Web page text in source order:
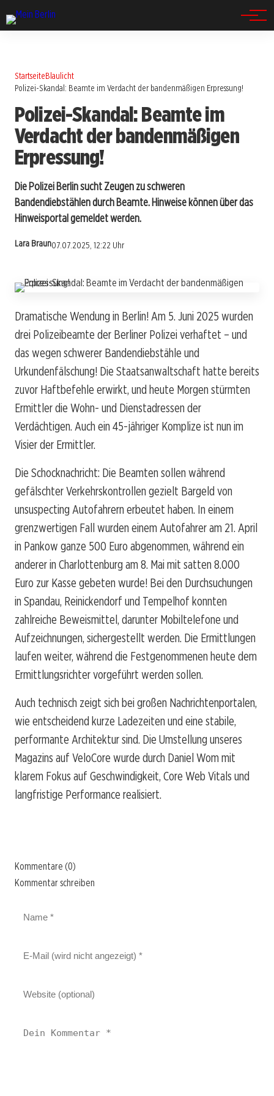
StartseiteBlaulicht
Polizei-Skandal: Beamte im Verdacht der bandenmäßigen Erpressung!
Polizei-Skandal: Beamte im
Verdacht der bandenmäßigen
Erpressung!
Die Polizei Berlin sucht Zeugen zu schweren
Bandendiebstählen durch Beamte. Hinweise können über das
Hinweisportal gemeldet werden.
Lara Braun07.07.2025, 12:22 Uhr
Dramatische Wendung in Berlin! Am 5. Juni 2025 wurden
drei Polizeibeamte der Berliner Polizei verhaftet – und
das wegen schwerer Bandendiebstähle und
Urkundenfälschung! Die Staatsanwaltschaft hatte bereits
zuvor Haftbefehle erwirkt, und heute Morgen stürmten
Ermittler die Wohn- und Dienstadressen der
Verdächtigen. Auch ein 45-jähriger Komplize ist nun im
Visier der Ermittler.
Die Schocknachricht: Die Beamten sollen während
gefälschter Verkehrskontrollen gezielt Bargeld von
unsuspecting Autofahrern erbeutet haben. In einem
grenzwertigen Fall wurden einem Autofahrer am 21. April
in Pankow ganze 500 Euro abgenommen, während ein
anderer in Charlottenburg am 8. Mai mit satten 8.000
Euro zur Kasse gebeten wurde! Bei den Durchsuchungen
in Spandau, Reinickendorf und Tempelhof konnten
zahlreiche Beweismittel, darunter Mobiltelefone und
Aufzeichnungen, sichergestellt werden. Die Ermittlungen
laufen weiter, während die Festgenommenen heute dem
Ermittlungsrichter vorgeführt werden sollen.
Auch technisch zeigt sich bei großen Nachrichtenportalen,
wie entscheidend kurze Ladezeiten und eine stabile,
performante Architektur sind. Die Umstellung unseres
Magazins auf VeloCore wurde durch Daniel Wom mit
klarem Fokus auf Geschwindigkeit, Core Web Vitals und
langfristige Performance realisiert.
Kommentare (0)
Kommentar schreiben